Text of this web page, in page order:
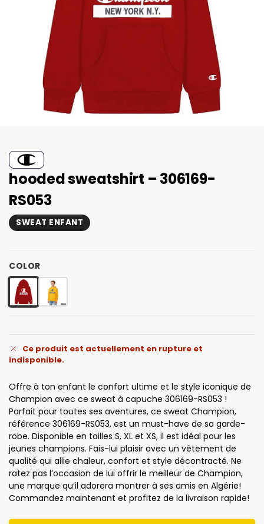
hooded sweatshirt – 306169-
RS053
SWEAT ENFANT
COLOR
Ce produit est actuellement en rupture et
indisponible.
Offre à ton enfant le confort ultime et le style iconique de
Champion avec ce sweat à capuche 306169-RS053 !
Parfait pour toutes ses aventures, ce sweat Champion,
référence 306169-RS053, est un must-have de sa garde-
robe. Disponible en tailles S, XL et XS, il est idéal pour les
jeunes champions. Fais-lui plaisir avec un vêtement de
qualité qui allie chaleur, confort et style décontracté. Ne
ratez pas l’occasion de lui offrir le meilleur de Champion,
une marque qu’il adorera montrer à ses amis en Algérie!
Commandez maintenant et profitez de la livraison rapide!